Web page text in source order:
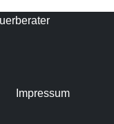
Impressum